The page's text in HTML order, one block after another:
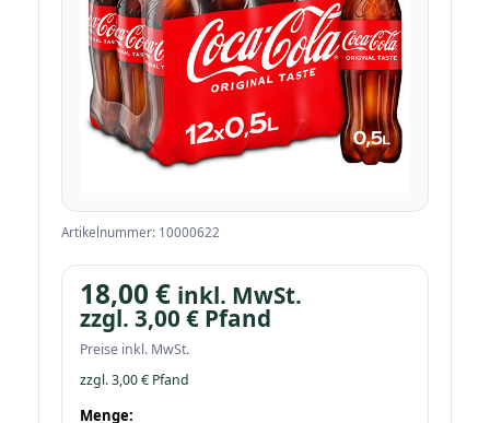
Artikelnummer: 10000622
18,00 € inkl. MwSt.
zzgl. 3,00 € Pfand
Preise inkl. MwSt.
zzgl.3,00€ Pfand
Menge: